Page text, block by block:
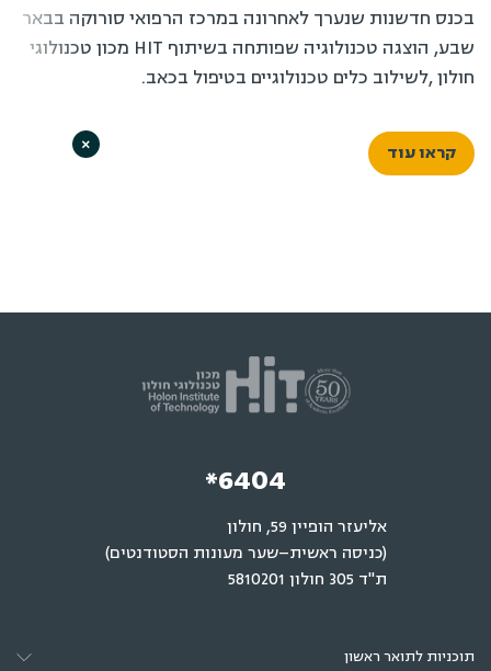
בכנס חדשנות שנערך לאחרונה במרכז הרפואי סורוקה בבאר
שבע, הוצגה טכנולוגיה שפותחה בשיתוף HIT מכון טכנולוגי
חולון ,לשילוב כלים טכנולוגיים בטיפול בכאב.
קראו עוד
*6404
אליעזר הופיין 59, חולון
(כניסה ראשית–שער מעונות הסטודנטים)
ת"ד 305 חולון 5810201
תוכניות לתואר ראשון
×